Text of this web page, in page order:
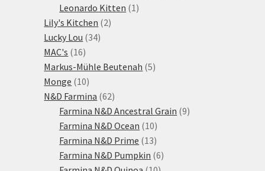
Leonardo Kitten 1 1
Lily's Kitchen 22
Lucky Lou 3434
MAC's 1616
produktů
Markus-Mühle Beutenah 55
Monge 1010
produktů
N&D Farmina 6262
produktů
Farmina N&D Ancestral Grain 99
Farmina N&D Ocean 1010
produktů
Farmina N&D Prime 1313
produktů
Farmina N&D Pumpkin 66